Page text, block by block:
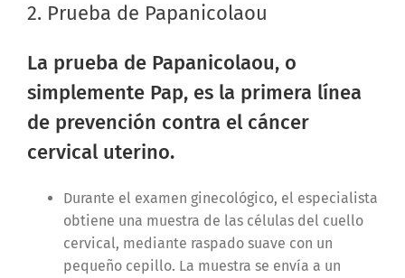
2. Prueba de Papanicolaou
La prueba de Papanicolaou, o
simplemente Pap, es la primera línea
de prevención contra el cáncer
cervical uterino.
Durante el examen ginecológico, el especialista
obtiene una muestra de las células del cuello
cervical, mediante raspado suave con un
pequeño cepillo. La muestra se envía a un